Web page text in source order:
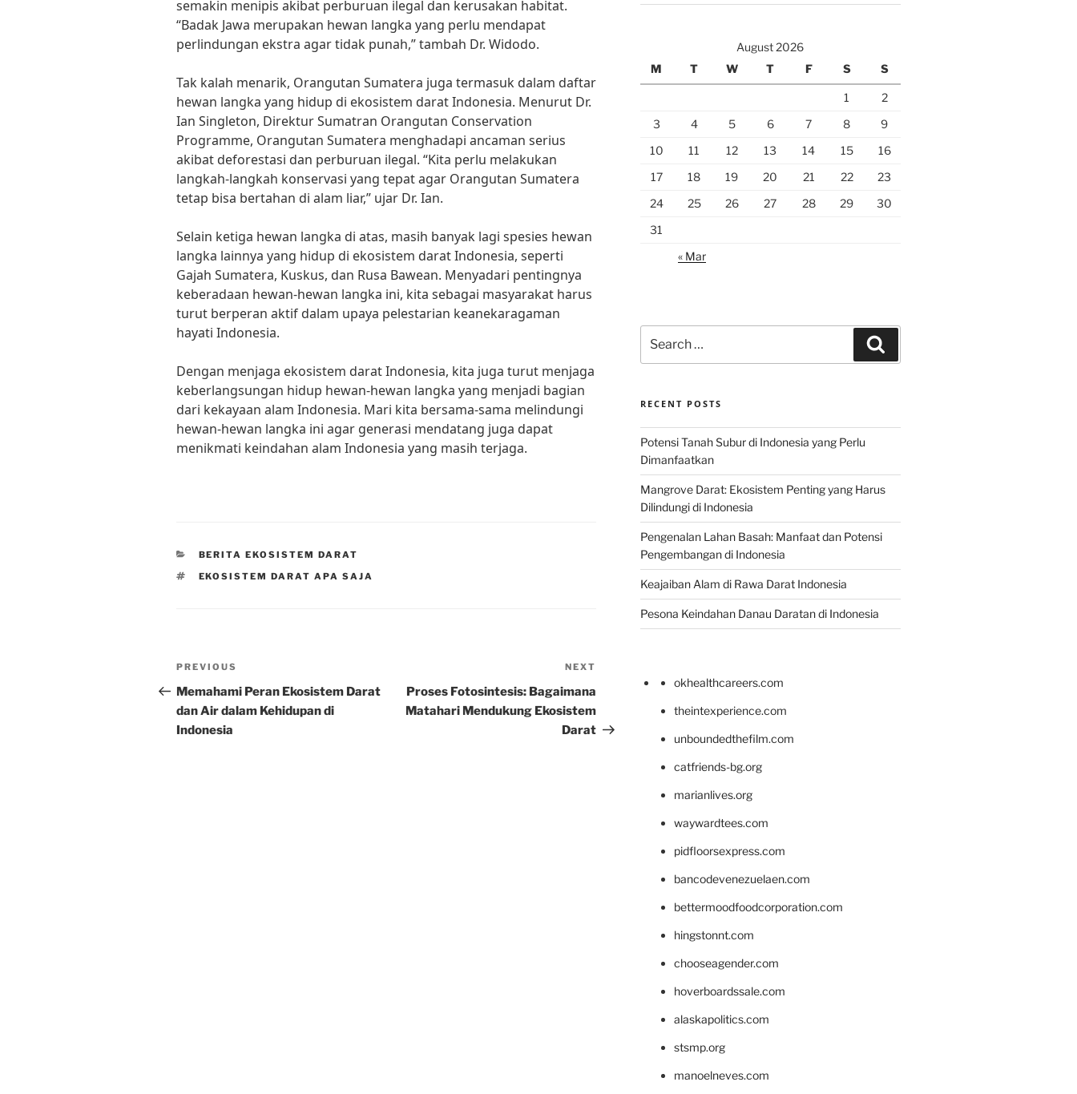
semakin menipis akibat perburuan ilegal dan kerusakan habitat.
“Badak Jawa merupakan hewan langka yang perlu mendapat
perlindungan ekstra agar tidak punah,” tambah Dr. Widodo.
Tak kalah menarik, Orangutan Sumatera juga termasuk dalam daftar
hewan langka yang hidup di ekosistem darat Indonesia. Menurut Dr.
Ian Singleton, Direktur Sumatran Orangutan Conservation
Programme, Orangutan Sumatera menghadapi ancaman serius
akibat deforestasi dan perburuan ilegal. “Kita perlu melakukan
langkah-langkah konservasi yang tepat agar Orangutan Sumatera
tetap bisa bertahan di alam liar,” ujar Dr. Ian.
Selain ketiga hewan langka di atas, masih banyak lagi spesies hewan
langka lainnya yang hidup di ekosistem darat Indonesia, seperti
Gajah Sumatera, Kuskus, dan Rusa Bawean. Menyadari pentingnya
keberadaan hewan-hewan langka ini, kita sebagai masyarakat harus
turut berperan aktif dalam upaya pelestarian keanekaragaman
hayati Indonesia.
Dengan menjaga ekosistem darat Indonesia, kita juga turut menjaga
keberlangsungan hidup hewan-hewan langka yang menjadi bagian
dari kekayaan alam Indonesia. Mari kita bersama-sama melindungi
hewan-hewan langka ini agar generasi mendatang juga dapat
menikmati keindahan alam Indonesia yang masih terjaga.
CATEGORIES
BERITA EKOSISTEM DARAT
TAGS
EKOSISTEM DARAT APA SAJA
Post
navigation
Previous
Post
PREVIOUS
Memahami Peran Ekosistem Darat
dan Air dalam Kehidupan di
Indonesia
NEXT
Proses Fotosintesis: Bagaimana
Matahari Mendukung Ekosistem
Darat
August 2026
M
T W T F S S
1
2
3
4 5 6 7 8
9
10
11 12 13 14 15
16
17
18 19 20 21 22
23
24
25 26 27 28 29
30
31
« Mar
for:
RECENT POSTS
Potensi Tanah Subur di Indonesia yang Perlu
Dimanfaatkan
Mangrove Darat: Ekosistem Penting yang Harus
Dilindungi di Indonesia
Pengenalan Lahan Basah: Manfaat dan Potensi
Pengembangan di Indonesia
Keajaiban Alam di Rawa Darat Indonesia
Pesona Keindahan Danau Daratan di Indonesia
okhealthcareers.com
theintexperience.com
unboundedthefilm.com
catfriends-bg.org
marianlives.org
waywardtees.com
pidfloorsexpress.com
bancodevenezuelaen.com
bettermoodfoodcorporation.com
hingstonnt.com
chooseagender.com
hoverboardssale.com
alaskapolitics.com
stsmp.org
manoelneves.com